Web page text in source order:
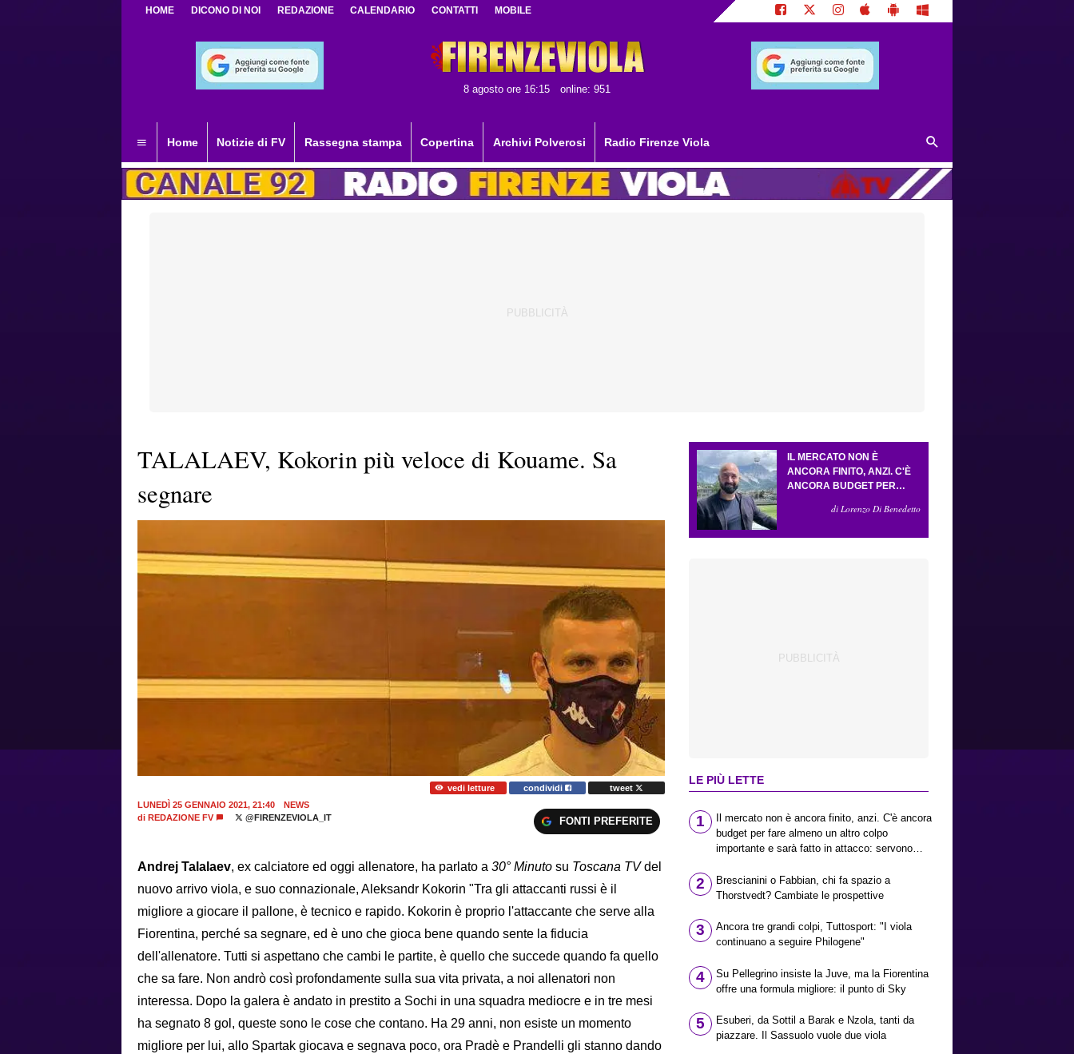
HOME DICONO DI NOI REDAZIONE CALENDARIO CONTATTI MOBILE
8 agosto ore 16:15 online: 951
Home Notizie di FV Rassegna stampa Copertina Archivi Polverosi Radio Firenze Viola
TALALAEV, Kokorin più veloce di Kouame. Sa
segnare
vedi letture condividi
tweet
LUNEDÌ 25 GENNAIO 2021, 21:40
NEWS
di REDAZIONE FV @FIRENZEVIOLA_IT FONTI PREFERITE
Andrej Talalaev, ex calciatore ed oggi allenatore, ha parlato a 30° Minuto su Toscana TVdel
nuovo arrivo viola, e suo connazionale, Aleksandr Kokorin "Tra gli attaccanti russi è il
migliore a giocare il pallone, è tecnico e rapido. Kokorin è proprio l'attaccante che serve alla
Fiorentina, perché sa segnare, ed è uno che gioca bene quando sente la fiducia
dell'allenatore. Tutti si aspettano che cambi le partite, è quello che succede quando fa quello
che sa fare. Non andrò così profondamente sulla sua vita privata, a noi allenatori non
interessa. Dopo la galera è andato in prestito a Sochi in una squadra mediocre e in tre mesi
ha segnato 8 gol, queste sono le cose che contano. Ha 29 anni, non esiste un momento
migliore per lui, allo Spartak giocava e segnava poco, ora Pradè e Prandelli gli stanno dando
IL MERCATO NON È
ANCORA FINITO, ANZI. C'È
ANCORA BUDGET PER
COLPO IMPORTANTE E
di Lorenzo Di Benedetto
LE PIÙ LETTE
1
Il mercato non è ancora finito, anzi. C'è ancora
budget per fare almeno un altro colpo
importante e sarà fatto in attacco: servono
il Bologna: caccia al giusto incastro
2
Brescianini o Fabbian, chi fa spazio a
Thorstvedt? Cambiate le prospettive
3
Ancora tre grandi colpi, Tuttosport: "I viola
continuano a seguire Philogene"
4
Su Pellegrino insiste la Juve, ma la Fiorentina
offre una formula migliore: il punto di Sky
5
Esuberi, da Sottil a Barak e Nzola, tanti da
piazzare. Il Sassuolo vuole due viola